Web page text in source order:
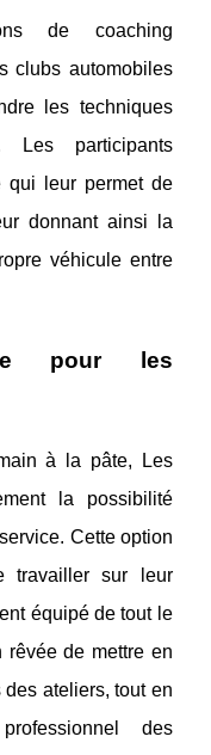
de coaching
clubs automobiles
les techniques
Les participants
qui leur permet de
donnant ainsi la
véhicule entre
pour les
à la pâte, Les
la possibilité
Cette option
travailler sur leur
équipé de tout le
rêvée de mettre en
ateliers, tout en
des